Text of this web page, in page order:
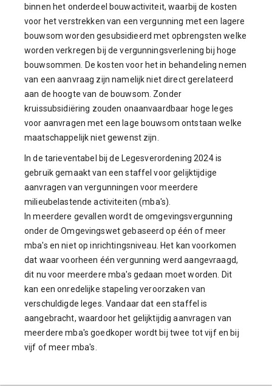
binnen het onderdeel bouwactiviteit, waarbij de kosten
voor het verstrekken van een vergunning met een lagere
bouwsom worden gesubsidieerd met opbrengsten welke
worden verkregen bij de vergunningsverlening bij hoge
bouwsommen. De kosten voor het in behandeling nemen
van een aanvraag zijn namelijk niet direct gerelateerd
aan de hoogte van de bouwsom. Zonder
kruissubsidiëring zouden onaanvaardbaar hoge leges
voor aanvragen met een lage bouwsom ontstaan welke
maatschappelijk niet gewenst zijn.
In de tarieventabel bij de Legesverordening 2024 is
gebruik gemaakt van een staffel voor gelijktijdige
aanvragen van vergunningen voor meerdere
milieubelastende activiteiten (mba's).
In meerdere gevallen wordt de omgevingsvergunning
onder de Omgevingswet gebaseerd op één of meer
mba's en niet op inrichtingsniveau. Het kan voorkomen
dat waar voorheen één vergunning werd aangevraagd,
dit nu voor meerdere mba's gedaan moet worden. Dit
kan een onredelijke stapeling veroorzaken van
verschuldigde leges. Vandaar dat een staffel is
aangebracht, waardoor het gelijktijdig aanvragen van
meerdere mba's goedkoper wordt bij twee tot vijf en bij
vijf of meer mba's.